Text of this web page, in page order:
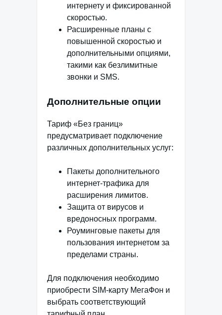
интернету и фиксированной
скоростью.
Расширенные планы с
повышенной скоростью и
дополнительными опциями,
такими как безлимитные
звонки и SMS.
Дополнительные опции
Тариф «Без границ»
предусматривает подключение
различных дополнительных услуг:
Пакеты дополнительного
интернет-трафика для
расширения лимитов.
Защита от вирусов и
вредоносных программ.
Роуминговые пакеты для
пользования интернетом за
пределами страны.
Для подключения необходимо
приобрести SIM-карту МегаФон и
выбрать соответствующий